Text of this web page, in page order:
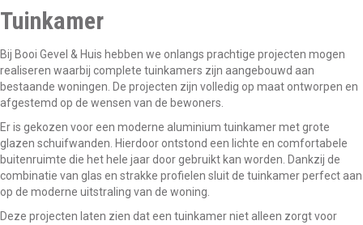
Tuinkamer
Bij Booi Gevel & Huis hebben we onlangs prachtige projecten mogen
realiseren waarbij complete tuinkamers zijn aangebouwd aan
bestaande woningen. De projecten zijn volledig op maat ontworpen en
afgestemd op de wensen van de bewoners.
Er is gekozen voor een moderne aluminium tuinkamer met grote
glazen schuifwanden. Hierdoor ontstond een lichte en comfortabele
buitenruimte die het hele jaar door gebruikt kan worden. Dankzij de
combinatie van glas en strakke profielen sluit de tuinkamer perfect aan
op de moderne uitstraling van de woning.
Deze projecten laten zien dat een tuinkamer niet alleen zorgt voor